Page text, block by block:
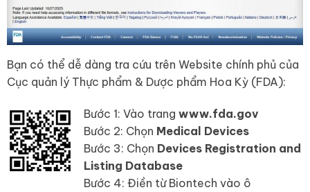
Bạn có thể dễ dàng tra cứu trên Website chính phủ của
Cục quản lý Thực phẩm & Dược phẩm Hoa Kỳ (FDA):
Bước 1: Vào trang www.fda.gov
Bước 2: Chọn Medical Devices
Bước 3: Chọn Devices Registration and
Listing Database
Bước 4: Điền từ Biontech vào ô